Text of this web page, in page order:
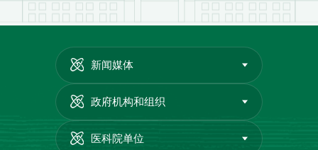
新闻媒体
政府机构和组织
医科院单位